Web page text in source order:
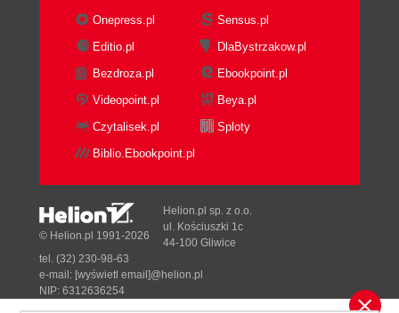
Onepress.pl
Sensus.pl
Editio.pl
DlaBystrzakow.pl
Bezdroza.pl
Ebookpoint.pl
Videopoint.pl
Beya.pl
Czytalisek.pl
Sploty
Biblio.Ebookpoint.pl
© Helion.pl 1991-2026
Helion.pl sp. z o.o.
ul. Kościuszki 1c
44-100 Gliwice
tel. (32) 230-98-63
e-mail: [wyświetl email]@helion.pl
NIP: 6312636254